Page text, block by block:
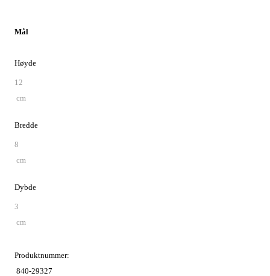
Mål
Høyde
12
cm
Bredde
8
cm
Dybde
3
cm
Produktnummer:
840-29327